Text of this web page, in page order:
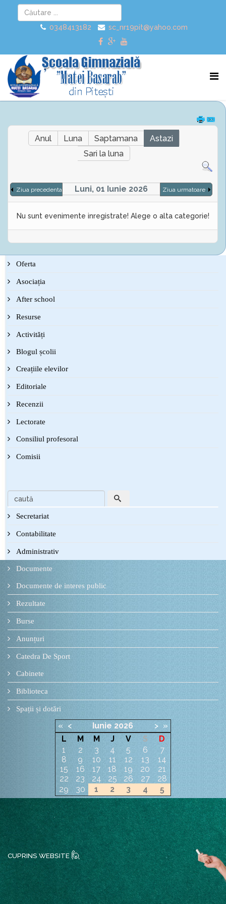
0348413182 sc_nr19pit@yahoo.com
Anul Luna Saptamana
Astazi
Sari la luna
Ziua precedenta Luni, 01 Iunie 2026 Ziua urmatoare
Nu sunt evenimente inregistrate! Alege o alta categorie!
Oferta
Asociația
After school
Resurse
Activități
Blogul școlii
Creațiile elevilor
Editoriale
Recenzii
Lectorate
Consiliul profesoral
Comisii
Secretariat
Contabilitate
Administrativ
Documente
Documente de interes public
Rezultate
Burse
Anunțuri
Catedra De Sport
Cabinete
Biblioteca
Spații și dotări
« < Iunie 2026 > »
L
M M J V S
D
1
2 3 4 5 6
7
8
9 10 11 12 13
14
15
16 17 18 19 20
21
22
23 24 25 26 27
28
29
30 1 2 3 4 5
CUPRINS WEBSITE 🙋